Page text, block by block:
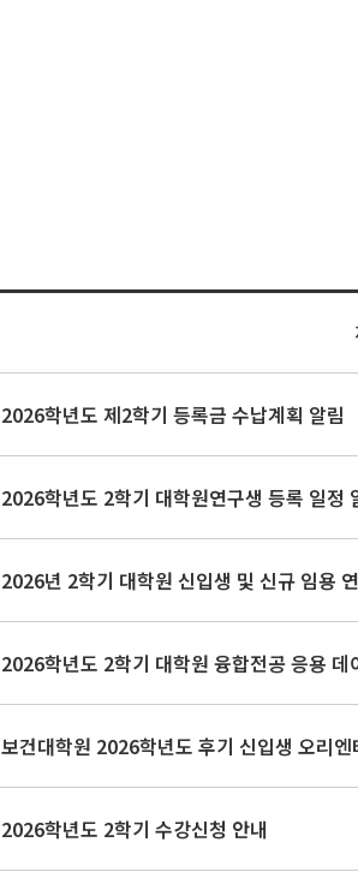
2026학년도 제2학기 등록금 수납계획 알림
2026학년도 2학기 대학원연구생 등록 일정
2026년 2학기 대학원 신입생 및 신규 임용
2026학년도 2학기 대학원 융합전공 응용 데
보건대학원 2026학년도 후기 신입생 오리엔
2026학년도 2학기 수강신청 안내